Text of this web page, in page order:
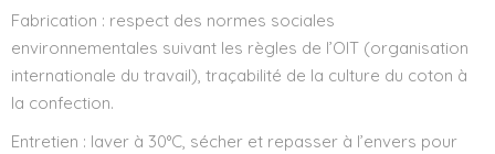
Fabrication : respect des normes sociales
environnementales suivant les règles de l’OIT (organisation
internationale du travail), traçabilité de la culture du coton à
la confection.
Entretien : laver à 30°C, sécher et repasser à l’envers pour